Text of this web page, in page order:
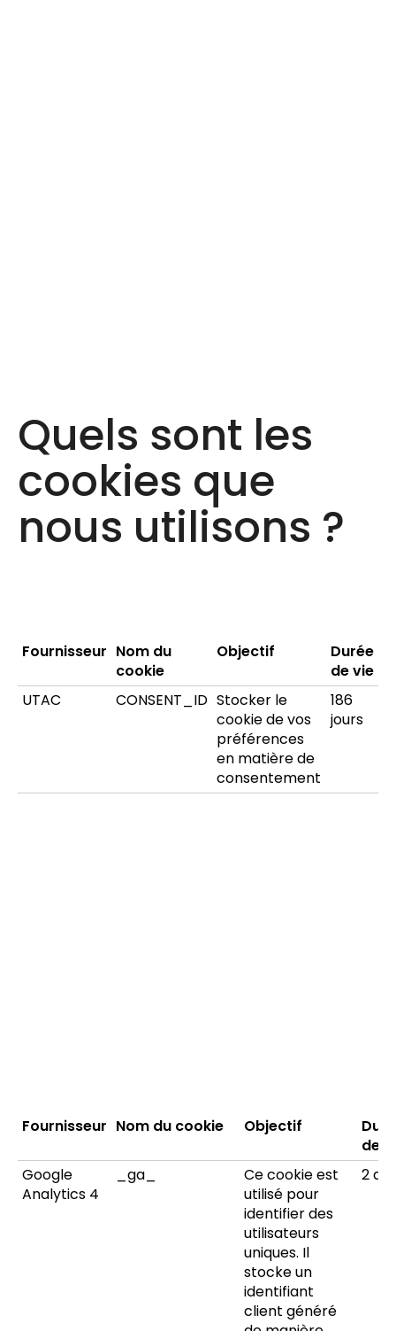
Quels sont les
cookies que
nous utilisons ?
Fournisseur Nom du
cookie
Objectif
Durée
de vie
UTAC
CONSENT_ID Stocker le
cookie de vos
préférences
en matière de
consentement
186
jours
Fournisseur Nom du cookie Objectif
de
Google
Analytics 4
_ga_
Ce cookie est
utilisé pour
identifier des
utilisateurs
uniques. Il
stocke un
identifiant
client généré
2